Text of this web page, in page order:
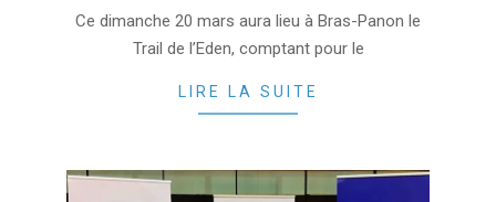
03-
Ce dimanche 20 mars aura lieu à Bras-Panon le
Trail de l’Eden, comptant pour le
LIRE LA SUITE